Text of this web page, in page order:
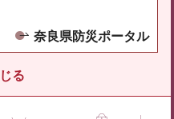
奈良県防災ポータル
る